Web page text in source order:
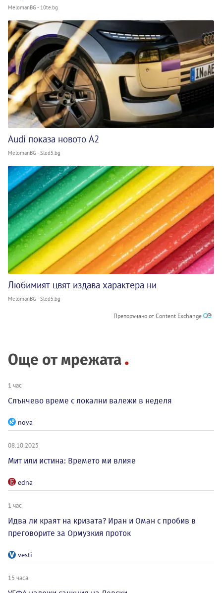
MelomanBG - 10te.bg
Audi показа новото A2
MelomanBG - Sled5.bg
Любимият цвят издава характера ни
MelomanBG - Sled5.bg
Препоръчано от Content Exchange
Още от мрежата
1 час
Слънчево време с локални валежи в неделя
nova
08.10.2025
Мит или истина: Времето ми влияе
edna
1 час
Идва ли краят на кризата? Иран и Оман с пробив в
преговорите за Ормузкия проток
vesti
15 часа